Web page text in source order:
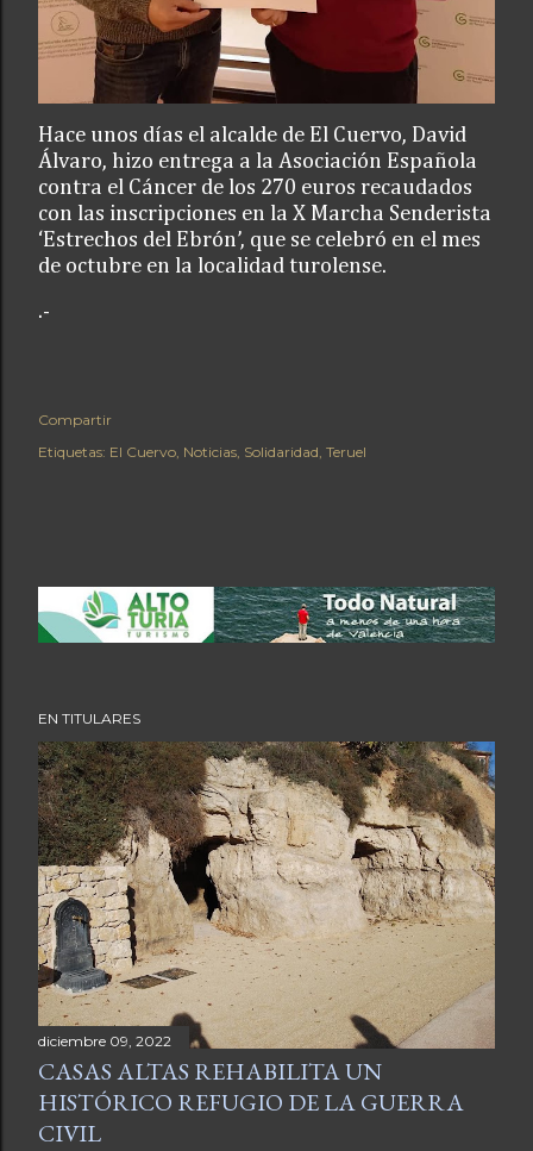
Hace unos días el alcalde de El Cuervo, David
Álvaro, hizo entrega a la Asociación Española
contra el Cáncer de los 270 euros recaudados
con las inscripciones en la X Marcha Senderista
‘Estrechos del Ebrón’, que se celebró en el mes
de octubre en la localidad turolense.
.-
Compartir
Etiquetas: El Cuervo Noticias Solidaridad Teruel
EN TITULARES
diciembre 09, 2022
CASAS ALTAS REHABILITA UN
HISTÓRICO REFUGIO DE LA GUERRA
CIVIL